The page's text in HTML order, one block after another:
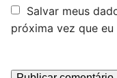
Salvar meus
próxima vez que eu